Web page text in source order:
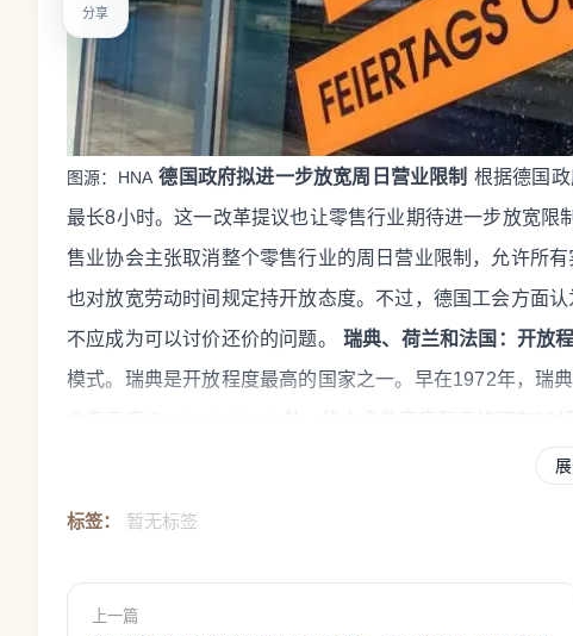
分享
图源：HNA 德国政府拟进一步放宽周日营业限制 根据德国
最长8小时。这一改革提议也让零售行业期待进一步放宽
售业协会主张取消整个零售行业的周日营业限制，允许所有
也对放宽劳动时间规定持开放态度。不过，德国工会方面
不应成为可以讨价还价的问题。
瑞典、荷兰和法国：开放
模式。瑞典是开放程度最高的国家之一。早在1972年，瑞
提高周末工资补贴保障劳动者权益，而不是限制商店营业
每年最多可批准12个法定周日营业日；巴黎、尼斯等旅游
通常会在周日上午营业。
标签： 暂无标签
上一篇